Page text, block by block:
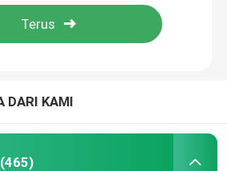
DARI KAMI
(465)